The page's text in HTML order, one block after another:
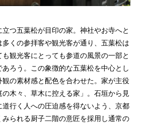
つ五葉松が目印の家。神社やお寺へと
多くの参拝客や観光客が通り、五葉松は
観光客にとっても参道の風景の一部と
あろう。この象徴的な五葉松を中心とし
観の素材感と配色を合わせた。家が主役
の木々、草木に控える家」。石垣から見
道行く人への圧迫感を得ないよう、京都
みられる厨子二階の意匠を採用し通常の